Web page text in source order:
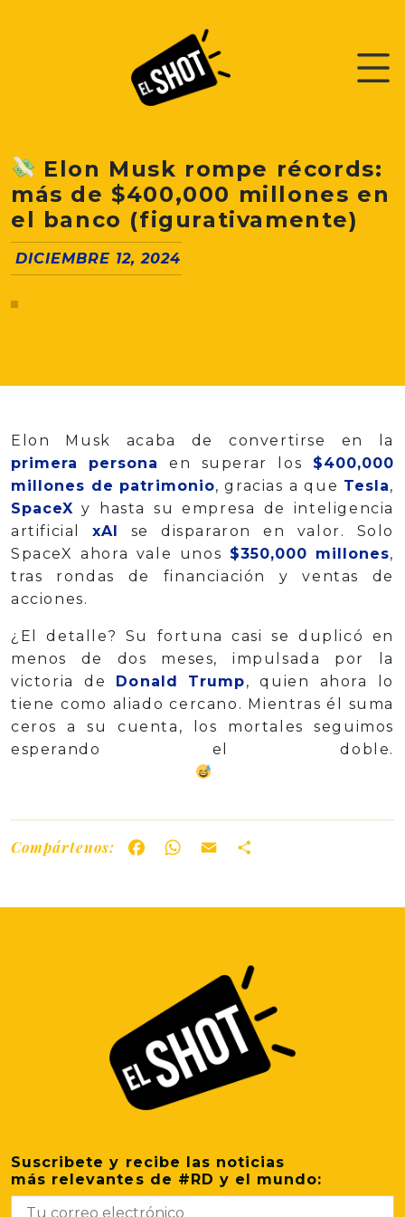
Elon Musk rompe récords:
más de $400,000 millones en
el banco (figurativamente)
DICIEMBRE 12, 2024
Elon Musk acaba de convertirse en la
primera persona
en superar los $400,000
millones de patrimonio, gracias a que Tesla,
SpaceX y hasta su empresa de inteligencia
artificialxAI
se dispararon en valor. Solo
SpaceX ahora vale unos $350,000 millones,
tras rondas de financiación y ventas de
acciones.
¿El detalle? Su fortuna casi se duplicó en
menos de dos meses, impulsada por la
victoria de Donald Trump, quien ahora lo
tiene como aliado cercano. Mientras él suma
ceros a su cuenta, los mortales seguimos
esperando el doble.
Compártenos: FacebookWhatsApp
Email
Suscribete y recibe las noticias
más relevantes de #RD y el mundo: